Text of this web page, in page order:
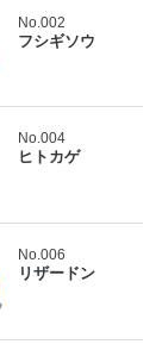
No.002
フシギソウ
No.004
ヒトカゲ
No.006
リザードン